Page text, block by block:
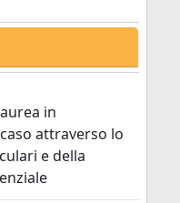
in
attraverso lo
e della